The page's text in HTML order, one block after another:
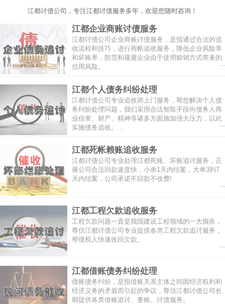
江都讨债公司，专注江都讨债服务多年，欢迎您随时咨询！
江都企业商账讨债服务
江都讨债公司企业商账讨债服务，是指通过合法的追
收流程和技巧，进行商帐追收服务，降低企业风险率
和坏账率，防范和规避企业由于使用赊销方式带来的
信用风险。
...
江都个人债务纠纷处理
江都讨债公司专业追收师上门服务，帮您解决个人债
务纠纷处理问题，我们采用合法智取手段向债务人商
业信誉、财产、精神等诸多方面施加强大压力，以此
实施债务追收。…
...
江都死帐赖账追收服务
江都讨债公司专业处理江都死账、坏账追讨服务，正
规公司合法回款速度快，小单1天内结案，大单3到7
天内结案，公司承诺不回款不收费!
江都工程欠款追收服务
工程欠款问题一直是我国建设工程领域的一大痼疾，
尊信江都讨债公司专业提供各类工程欠款追讨服务，
帮债权人快速收回欠款。
江都借账债务纠纷处理
借账债务纠纷，是指借账关系主体之间因经济权利和
经济义务的矛盾而引起的争议，尊信江都讨债公司长
期提供各类借账追讨、要账、讨债服务。